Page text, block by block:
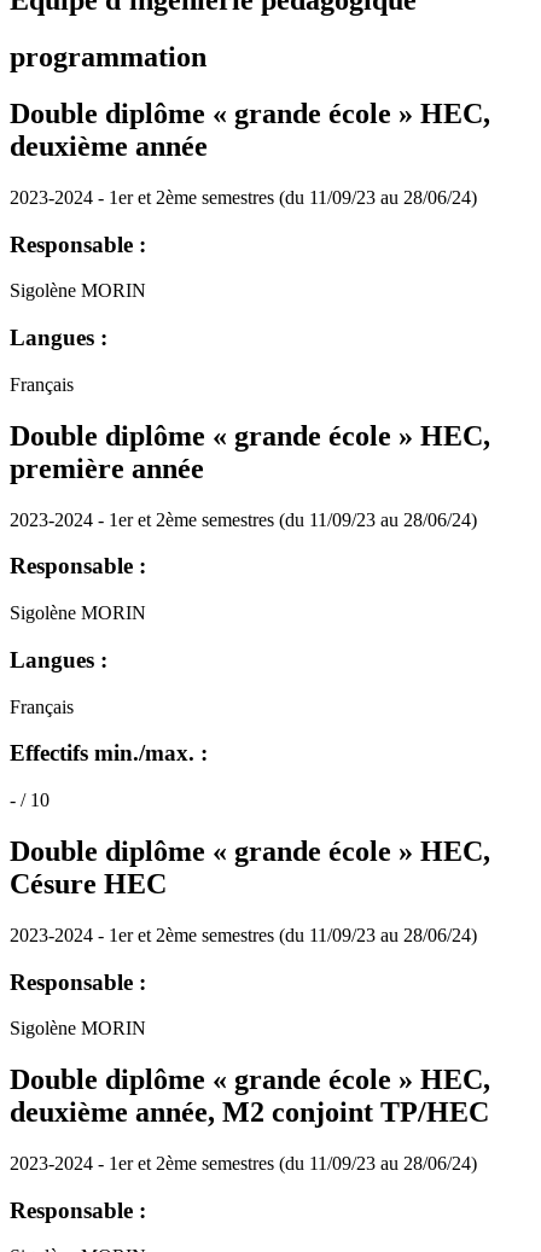
programmation
Double diplôme « grande école » HEC,
deuxième année
2023-2024 - 1er et 2ème semestres (du 11/09/23 au 28/06/24)
Responsable :
Sigolène MORIN
Langues :
Français
Double diplôme « grande école » HEC,
première année
2023-2024 - 1er et 2ème semestres (du 11/09/23 au 28/06/24)
Responsable :
Sigolène MORIN
Langues :
Français
Effectifs min./max. :
- / 10
Double diplôme « grande école » HEC,
Césure HEC
2023-2024 - 1er et 2ème semestres (du 11/09/23 au 28/06/24)
Responsable :
Sigolène MORIN
Double diplôme « grande école » HEC,
deuxième année, M2 conjoint TP/HEC
2023-2024 - 1er et 2ème semestres (du 11/09/23 au 28/06/24)
Responsable :